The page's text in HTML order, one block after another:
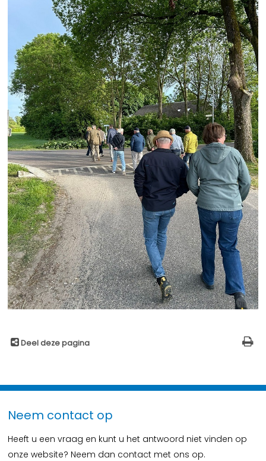
Deel deze pagina
Neem contact op
Heeft u een vraag en kunt u het antwoord niet vinden op
onze website? Neem dan contact met ons op.